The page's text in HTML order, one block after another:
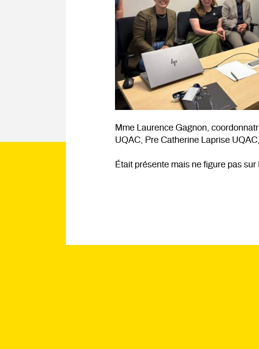
Mme Laurence Gagnon,
UQAC, Pre Catherine Laprise
Était présente mais ne figure pas